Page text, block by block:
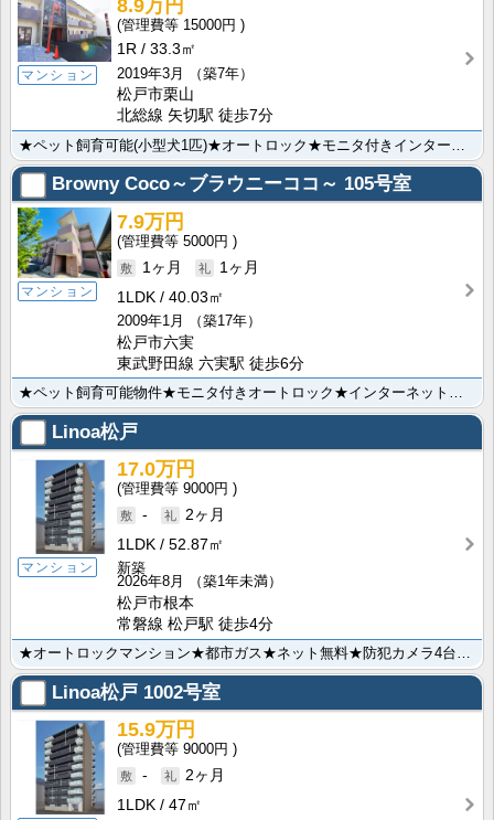
マンション
8.9万円
15000円
1R
33.3㎡
2019年3月
（築7年）
松戸市栗山
北総線 矢切駅 徒歩7分
Browny Coco～ブラウニーココ～ 105号室
マンション
7.9万円
5000円
1ヶ月
1ヶ月
1LDK
40.03㎡
2009年1月
（築17年）
松戸市六実
東武野田線 六実駅 徒歩6分
Linoa松戸
マンション
17.0万円
9000円
-
2ヶ月
1LDK
52.87㎡
新築
2026年8月
（築1年未満）
松戸市根本
常磐線 松戸駅 徒歩4分
Linoa松戸 1002号室
15.9万円
9000円
-
2ヶ月
1LDK
47㎡